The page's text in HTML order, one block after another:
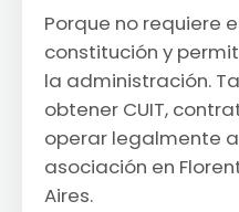
Porque no requiere
constitución y
la administración.
obtener CUIT,
operar legalmente
asociación en
Aires.